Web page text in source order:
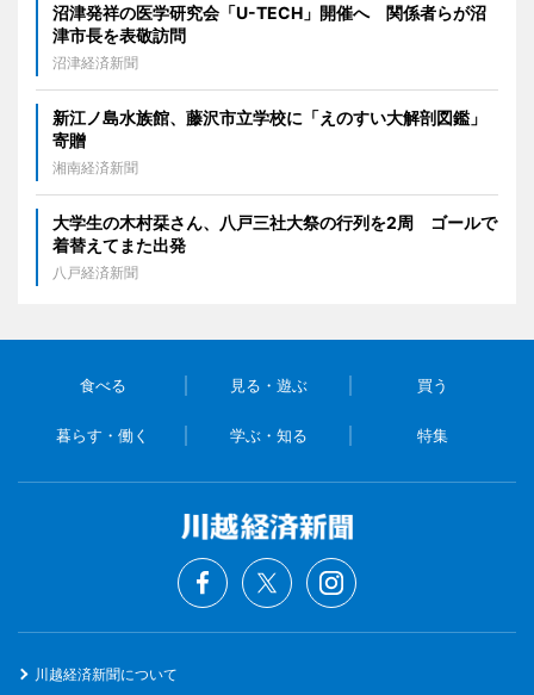
沼津発祥の医学研究会「U-TECH」開催へ 関係者らが沼
津市長を表敬訪問
沼津経済新聞
新江ノ島水族館、藤沢市立学校に「えのすい大解剖図鑑」
寄贈
湘南経済新聞
大学生の木村栞さん、八戸三社大祭の行列を2周 ゴールで
着替えてまた出発
八戸経済新聞
食べる 見る・遊ぶ 買う
暮らす・働く 学ぶ・知る 特集
川越経済新聞について